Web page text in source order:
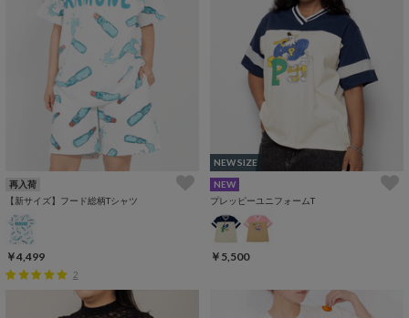
再入荷
【新サイズ】フード総柄Tシャツ
￥4,499
2
NEW SIZE
NEW
プレッピーユニフォームT
￥5,500